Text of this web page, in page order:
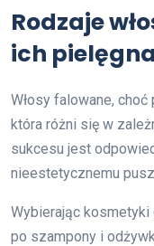
Rodzaje
ich
Włosy falowane,
która różni się w
sukcesu jest
nieestetycznemu
Wybierając kosmetyki
po szampony i